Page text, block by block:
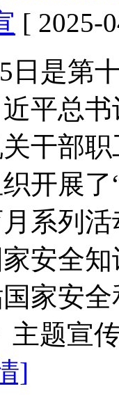
[ 2025-
日是第
平总
干部
开展了
月系列
安全
家安
主题宣
]